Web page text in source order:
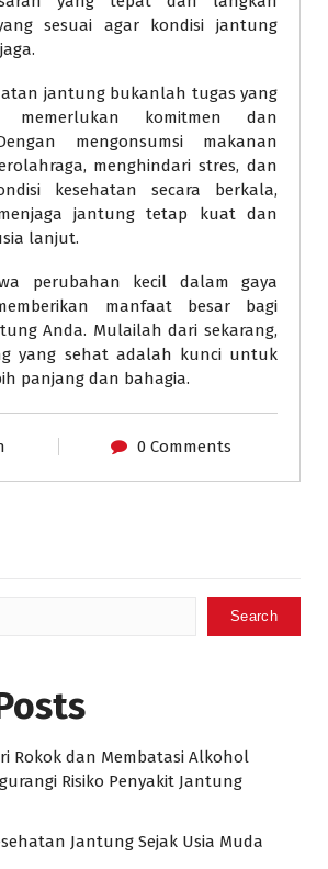
sesuai agar kondisi jantung
jantung bukanlah tugas yang
komitmen dan
mengonsumsi makanan
menghindari stres, dan
kesehatan secara berkala,
jantung tetap kuat dan
lanjut.
perubahan kecil dalam gaya
manfaat besar bagi
Anda. Mulailah dari sekarang,
yang sehat adalah kunci untuk
panjang dan bahagia.
0 Comments
Search
Rokok dan Membatasi Alkohol
Risiko Penyakit Jantung
Jantung Sejak Usia Muda